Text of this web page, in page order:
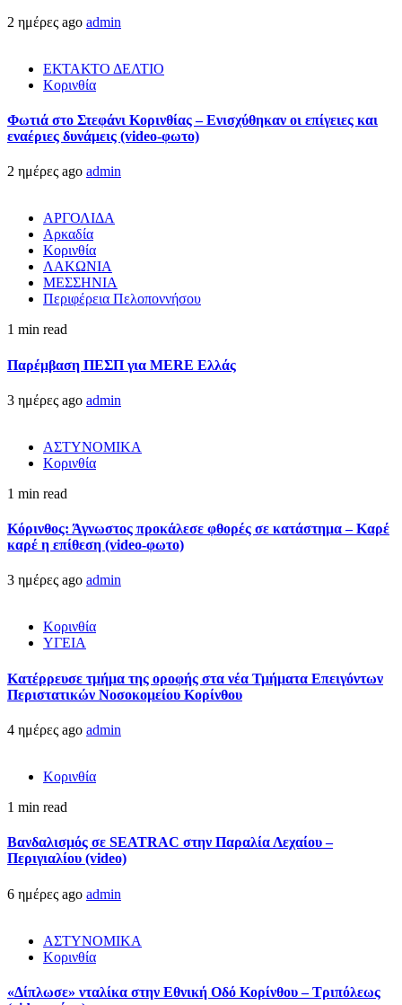
2 ημέρες ago admin
ΕΚΤΑΚΤΟ ΔΕΛΤΙΟ
Κορινθία
Φωτιά στο Στεφάνι Κορινθίας – Ενισχύθηκαν οι επίγειες και
εναέριες δυνάμεις (video-φωτο)
2 ημέρες ago admin
ΑΡΓΟΛΙΔΑ
Αρκαδία
Κορινθία
ΛΑΚΩΝΙΑ
ΜΕΣΣΗΝΙΑ
Περιφέρεια Πελοποννήσου
1 min read
Παρέμβαση ΠΕΣΠ για MERE Ελλάς
3 ημέρες ago admin
ΑΣΤΥΝΟΜΙΚΑ
Κορινθία
1 min read
Κόρινθος: Άγνωστος προκάλεσε φθορές σε κατάστημα – Καρέ
καρέ η επίθεση (video-φωτο)
3 ημέρες ago admin
Κορινθία
ΥΓΕΙΑ
Kατέρρευσε τμήμα της οροφής στα νέα Τμήματα Επειγόντων
Περιστατικών Νοσοκομείου Κορίνθου
4 ημέρες ago admin
Κορινθία
1 min read
Βανδαλισμός σε SEATRAC στην Παραλία Λεχαίου –
Περιγιαλίου (video)
6 ημέρες ago admin
ΑΣΤΥΝΟΜΙΚΑ
Κορινθία
«Δίπλωσε» νταλίκα στην Εθνική Oδό Κορίνθου – Τριπόλεως